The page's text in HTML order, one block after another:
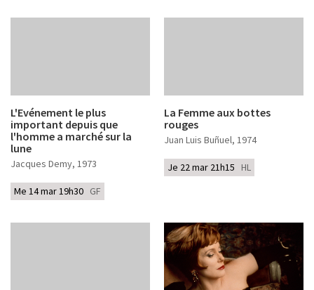
L'Evénement le plus
important depuis que
l'homme a marché sur la
lune
Jacques Demy, 1973
Me 14 mar 19h30 GF
La Femme aux bottes
rouges
Juan Luis Buñuel, 1974
Je 22 mar 21h15 HL